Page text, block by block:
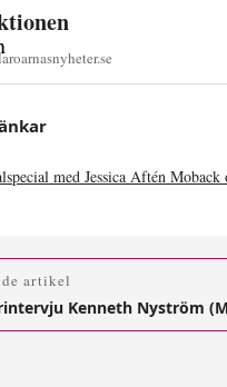
med Jessica Aftén Moback
artikel
Kenneth Nyström